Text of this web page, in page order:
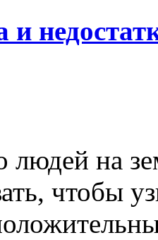
и
людей на
чтобы